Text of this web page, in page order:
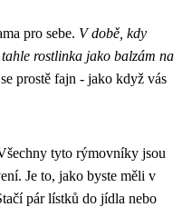
pro sebe. V době, kdy
rostlinka jako balzám na
prostě fajn - jako když vás
tyto rýmovníky jsou
Je to, jako byste měli v
pár lístků do jídla nebo